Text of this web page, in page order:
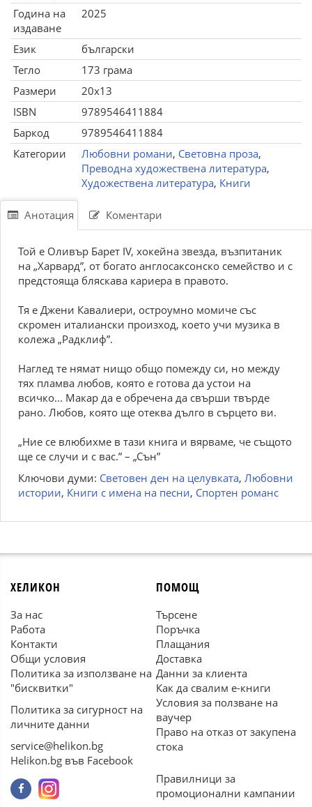
Година на
издаване
2025
Език
български
Тегло
173 грама
Размери
20x13
ISBN
9789546411884
Баркод
9789546411884
Категории
Любовни романи, Световна проза,
Преводна художествена литература,
Художествена литература, Книги
Анотация Коментари
Той е Оливър Барет IV, хокейна звезда, възпитаник
на „Харвард”, от богато англосаксонско семейство и с
предстояща бляскава кариера в правото.
Тя е Джени Кавалиери, остроумно момиче със
скромен италиански произход, което учи музика в
колежа „Радклиф”.
Наглед те нямат нищо общо помежду си, но между
тях пламва любов, която е готова да устои на
всичко... Макар да е обречена да свърши твърде
рано. Любов, която ще отеква дълго в сърцето ви.
„Ние се влюбихме в тази книга и вярваме, че същото
ще се случи и с вас.” – „Сън”
Ключови думи: Световен ден на целувката, Любовни
истории, Книги с имена на песни, Спортен романс
ХЕЛИКОН
За нас
Работа
Контакти
Общи условия
Политика за използване на
"бисквитки"
Политика за сигурност на
личните данни
service@helikon.bg
Helikon.bg във Facebook
ПОМОЩ
Търсене
Поръчка
Плащания
Доставка
Данни за клиента
Как да свалим е-книги
Условия за ползване на
ваучер
Право на отказ от закупена
стока
Правилници за
промоционални кампании